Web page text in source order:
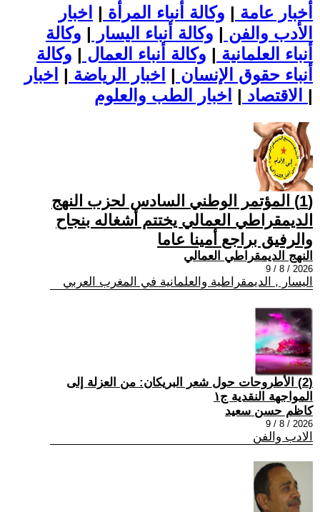
أخبار عامة | وكالة أنباء المرأة | اخبار
الأدب والفن | وكالة أنباء اليسار | وكالة
أنباء العلمانية | وكالة أنباء العمال | وكالة
أنباء حقوق الإنسان | اخبار الرياضة | اخبار
الاقتصاد | |
(1) المؤتمر الوطني السادس لحزب النهج
الديمقراطي العمالي يختتم أشغاله بنجاح
والرفيق براجع أمينا عاما
النهج الديمقراطي العمالي
2026 / 8 / 9
اليسار , الديمقراطية والعلمانية في المغرب العربي
(2) الأطروحات حول شعر البريكان: من العزلة إلى
المواجهة النقدية ج١
كاظم حسن سعيد
2026 / 8 / 9
الادب والفن